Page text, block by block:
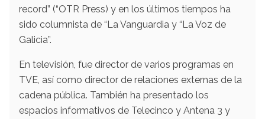
record” (“OTR Press) y en los últimos tiempos ha
sido columnista de “La Vanguardia y “La Voz de
Galicia”.
En televisión, fue director de varios programas en
TVE, así como director de relaciones externas de la
cadena pública. También ha presentado los
espacios informativos de Telecinco y Antena 3 y